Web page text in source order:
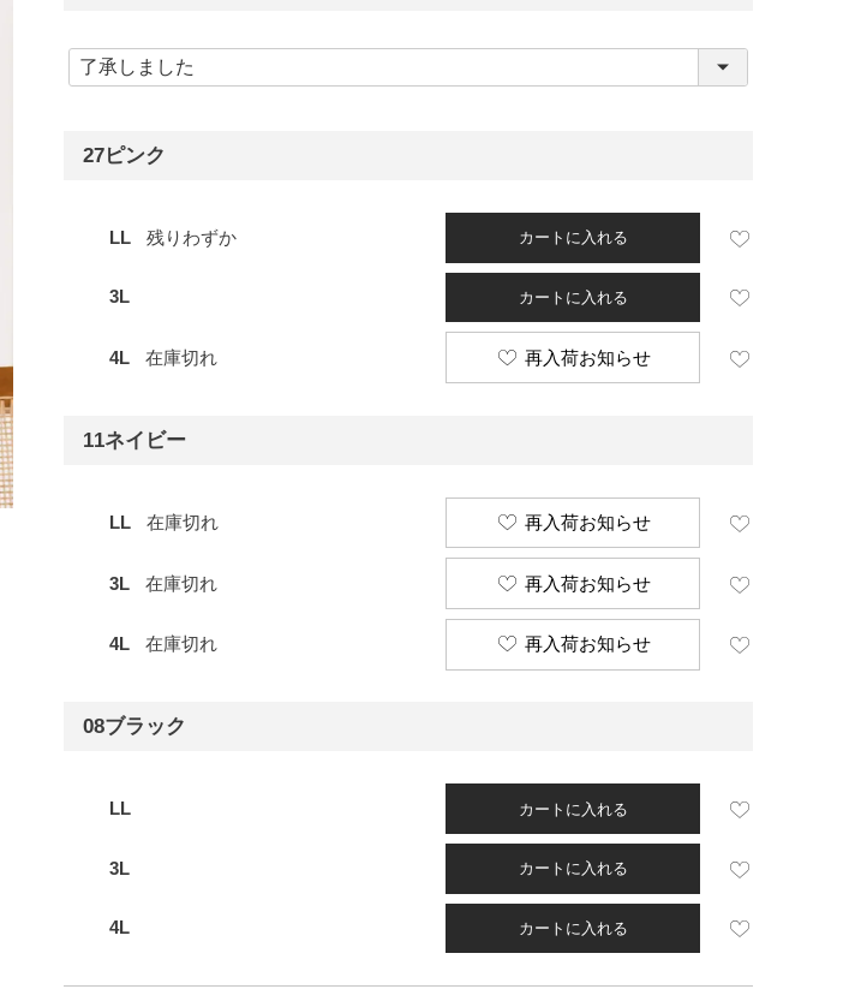
必
須
27ピンク
LL 残りわずか カートに入れる
3L カートに入れる
4L 在庫切れ 再入荷お知らせ
11ネイビー
LL 在庫切れ 再入荷お知らせ
3L 在庫切れ 再入荷お知らせ
4L 在庫切れ 再入荷お知らせ
08ブラック
LL カートに入れる
3L カートに入れる
4L カートに入れる